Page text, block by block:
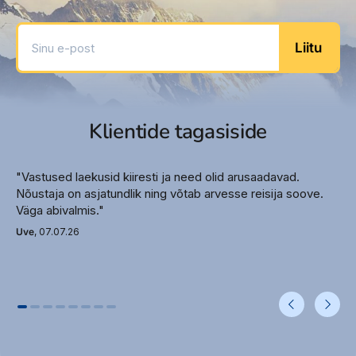
Pagasiruum
Autorent (lisatasu eest)
Seifi rent vastuvõtulauas
Basseinid – 6 (1 on ainult täiskasvanutele)
Lamamistoolid rannas
Päikesevarjud basseini ääres
Rannarätikud rannas
Hotelli ametlik kategooria – 5*
Piljard
Sinu e-post
Liitu
Klientide tagasiside
"Vastused laekusid kiiresti ja need olid arusaadavad.
Nõustaja on asjatundlik ning võtab arvesse reisija soove.
Väga abivalmis."
Uve, 07.07.26